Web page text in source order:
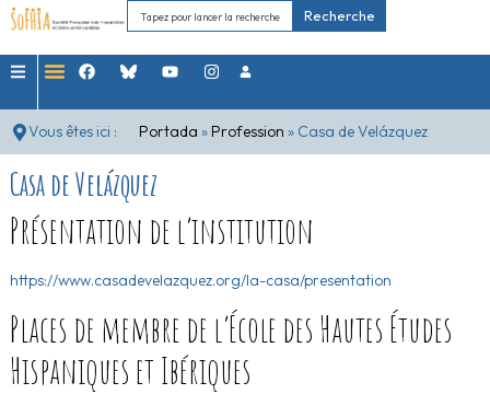
Recherche
Vous êtes ici : Portada » Profession » Casa de Velázquez
Casa de Velázquez
Présentation de l’institution
https://www.casadevelazquez.org/la-casa/presentation
Places de membre de l’École des Hautes Études
Hispaniques et Ibériques